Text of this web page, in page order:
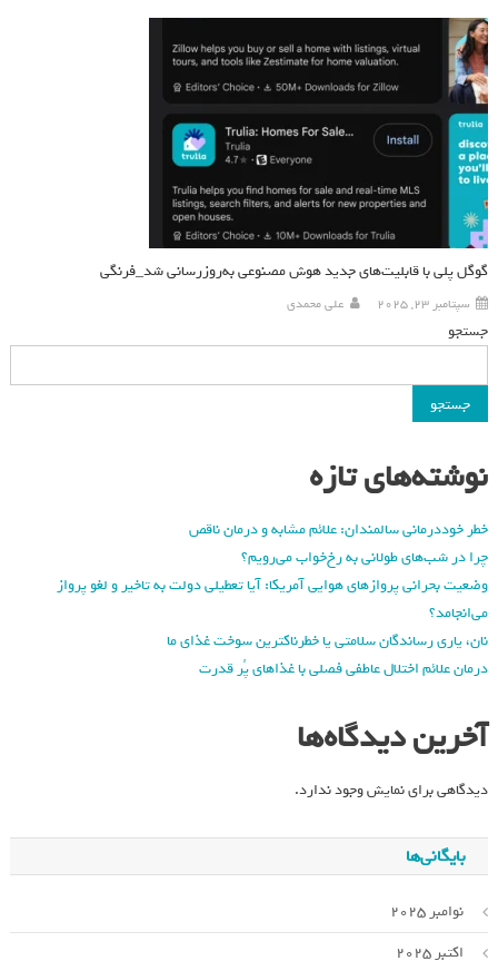
گوگل پلی با قابلیت‌های جدید هوش مصنوعی به‌روزرسانی شد_فرنگی
سپتامبر 23, 2025 علی محمدی
جستجو
جستجو
نوشته‌های تازه
خطر خوددرمانی سالمندان: علائم مشابه و درمان ناقص
چرا در شب‌های طولانی به رخ‌خواب می‌رویم؟
وضعیت بحرانی پروازهای هوایی آمریکا: آیا تعطیلی دولت به تاخیر و لغو پرواز
می‌انجامد؟
نان، یاری رساندگان سلامتی یا خطرناکترین سوخت غذای ما
درمان علائم اختلال عاطفی فصلی با غذاهای پُر قدرت
آخرین دیدگاه‌ها
دیدگاهی برای نمایش وجود ندارد.
بایگانی‌ها
نوامبر 2025
اکتبر 2025